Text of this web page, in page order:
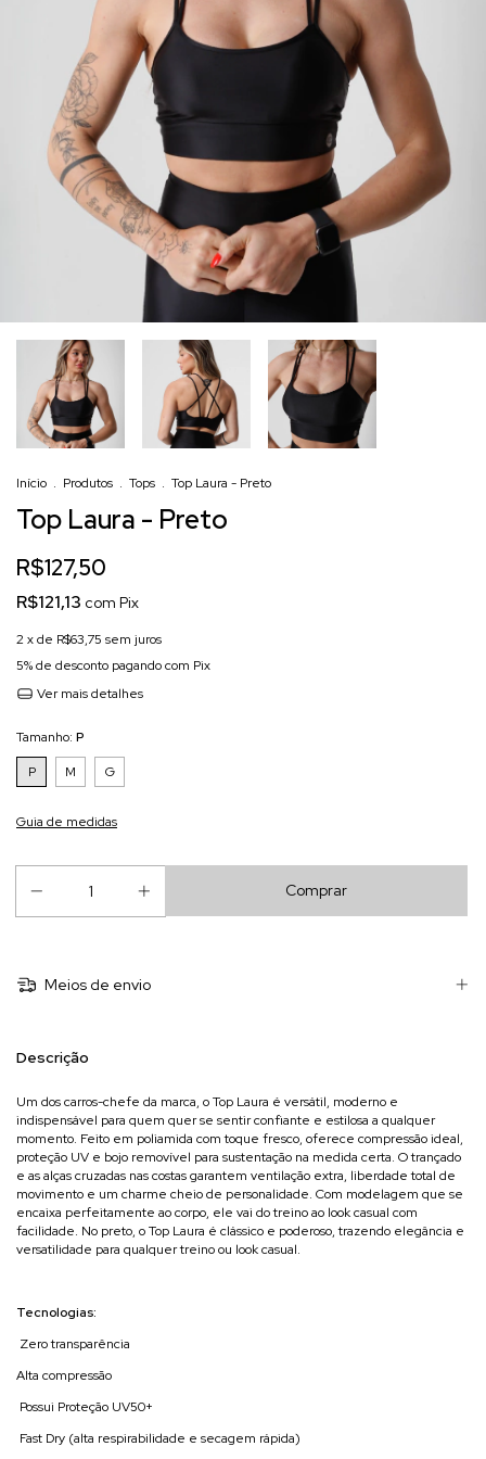
Início . Produtos . Tops . Top Laura - Preto
Top Laura - Preto
R$127,50
R$121,13 com Pix
2 x de R$63,75 sem juros
5% de desconto pagando com Pix
Ver mais detalhes
Tamanho: P
P
M G
Guia de medidas
Meios de envio
Descrição
Um dos carros-chefe da marca, o Top Laura é versátil, moderno e
indispensável para quem quer se sentir confiante e estilosa a qualquer
momento. Feito em poliamida com toque fresco, oferece compressão ideal,
proteção UV e bojo removível para sustentação na medida certa. O trançado
e as alças cruzadas nas costas garantem ventilação extra, liberdade total de
movimento e um charme cheio de personalidade. Com modelagem que se
encaixa perfeitamente ao corpo, ele vai do treino ao look casual com
facilidade. No preto, o Top Laura é clássico e poderoso, trazendo elegância e
versatilidade para qualquer treino ou look casual.
Tecnologias:
Zero transparência
Alta compressão
Possui Proteção UV50+
Fast Dry (alta respirabilidade e secagem rápida)